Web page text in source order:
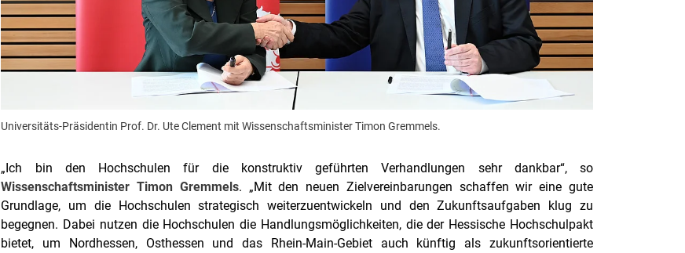
Universitäts-Präsidentin Prof. Dr. Ute Clement mit Wissenschaftsminister Timon Gremmels.
„Ich bin den Hochschulen für die konstruktiv geführten Verhandlungen sehr dankbar“, so
Wissenschaftsminister Timon Gremmels. „Mit den neuen Zielvereinbarungen schaffen wir eine gute
Grundlage, um die Hochschulen strategisch weiterzuentwickeln und den Zukunftsaufgaben klug zu
begegnen. Dabei nutzen die Hochschulen die Handlungsmöglichkeiten, die der Hessische Hochschulpakt
bietet, um Nordhessen, Osthessen und das Rhein-Main-Gebiet auch künftig als zukunftsorientierte